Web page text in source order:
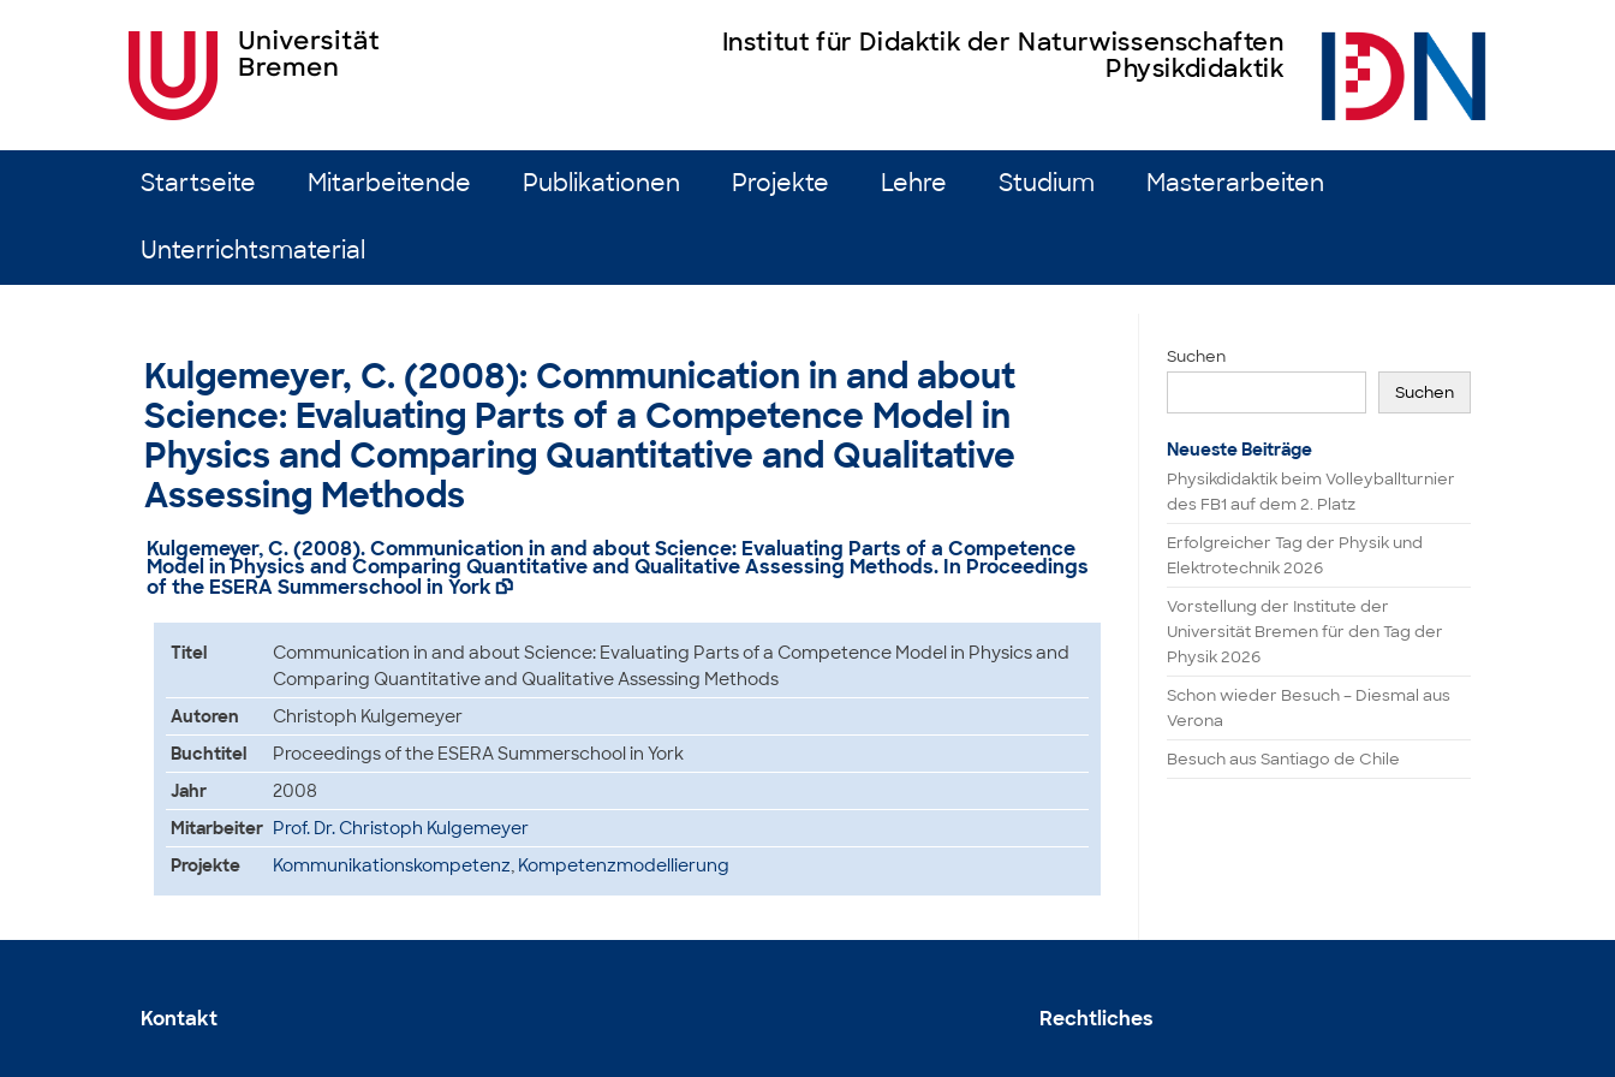
Institut für Didaktik der Naturwissenschaften
Physikdidaktik
Zum Inhalt springen
Startseite Mitarbeitende Publikationen Projekte Lehre Studium Masterarbeiten
Unterrichtsmaterial
Kulgemeyer, C. (2008): Communication in and about
Science: Evaluating Parts of a Competence Model in
Physics and Comparing Quantitative and Qualitative
Assessing Methods
Kulgemeyer, C. (2008). Communication in and about Science: Evaluating Parts of a Competence
Model in Physics and Comparing Quantitative and Qualitative Assessing Methods. In Proceedings
of the ESERA Summerschool in York 
Titel
Communication in and about Science: Evaluating Parts of a Competence Model in Physics and
Comparing Quantitative and Qualitative Assessing Methods
Autoren
Christoph Kulgemeyer
Buchtitel
Proceedings of the ESERA Summerschool in York
Jahr
2008
Mitarbeiter Prof. Dr. Christoph Kulgemeyer
Projekte
Kommunikationskompetenz, Kompetenzmodellierung
Suchen
Suchen
Neueste Beiträge
Physikdidaktik beim Volleyballturnier
des FB1 auf dem 2. Platz
Erfolgreicher Tag der Physik und
Elektrotechnik 2026
Vorstellung der Institute der
Universität Bremen für den Tag der
Physik 2026
Schon wieder Besuch – Diesmal aus
Verona
Besuch aus Santiago de Chile
Kontakt Rechtliches